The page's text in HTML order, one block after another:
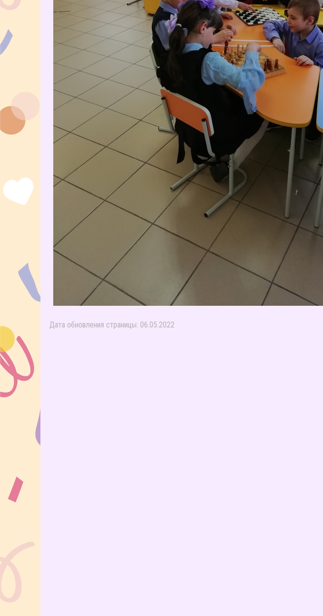
Дата обновления страницы: 06.05.2022